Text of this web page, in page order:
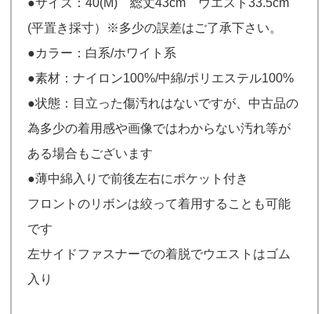
(平置き採寸）※多少の誤差はご了承下さい。
●カラー：白系/ホワイト系
●素材：ナイロン100%/中綿/ポリエステル100%
●状態：目立った傷汚れはないですが、中古品の
為多少の着用感や画像ではわからない汚れ等が
ある場合もございます
●薄中綿入りで前後左右にポケット付き
フロントのリボンは絞って着用することも可能
です
左サイドファスナーでの着脱でウエストはゴム
入り